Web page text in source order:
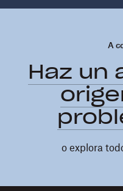
A
Haz un
o explora